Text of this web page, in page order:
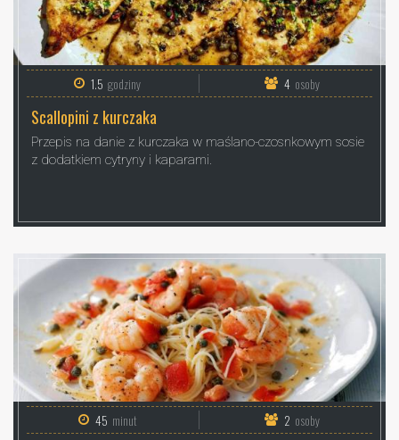
1.5 godziny 4 osoby
Scallopini z kurczaka
Przepis na danie z kurczaka w maślano-czosnkowym sosie
z dodatkiem cytryny i kaparami.
45 minut 2 osoby